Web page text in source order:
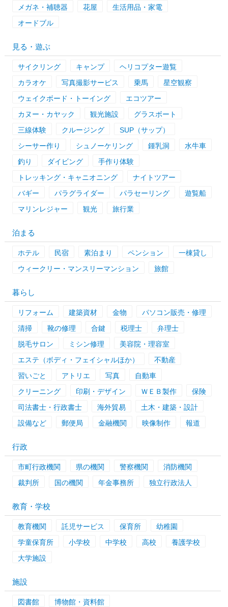
メガネ・補聴器 花屋
生活用品・家電
オードブル
見る・遊ぶ
サイクリング キャンプ
ヘリコプター遊覧
カラオケ
写真撮影サービス 乗馬
星空観察
ウェイクボード・トーイング
エコツアー
カヌー・カヤック
観光施設
グラスボート
三線体験
クルージング
SUP（サップ）
シーサー作り
シュノーケリング 鍾乳洞
水牛車
釣り
ダイビング
手作り体験
トレッキング・キャニオニング
ナイトツアー
バギー
パラグライダー パラセーリング
遊覧船
マリンレジャー
観光 旅行業
泊まる
ホテル 民宿 素泊まり ペンション
一棟貸し
ウィークリー・マンスリーマンション
旅館
暮らし
リフォーム 建築資材 金物
パソコン販売・修理
清掃
靴の修理 合鍵 税理士
弁理士
脱毛サロン
ミシン修理
美容院・理容室
エステ（ボディ・フェイシャルほか）
不動産
習いごと
アトリエ 写真
自動車
クリーニング
印刷・デザイン ＷＥＢ製作
保険
司法書士・行政書士
海外貿易
土木・建築・設計
設備など
郵便局 金融機関 映像制作 報道
行政
市町行政機関 県の機関 警察機関
消防機関
裁判所
国の機関 年金事務所 独立行政法人
教育・学校
教育機関 託児サービス 保育所
幼稚園
学童保育所
小学校 中学校 高校
養護学校
大学施設
施設
図書館
博物館・資料館